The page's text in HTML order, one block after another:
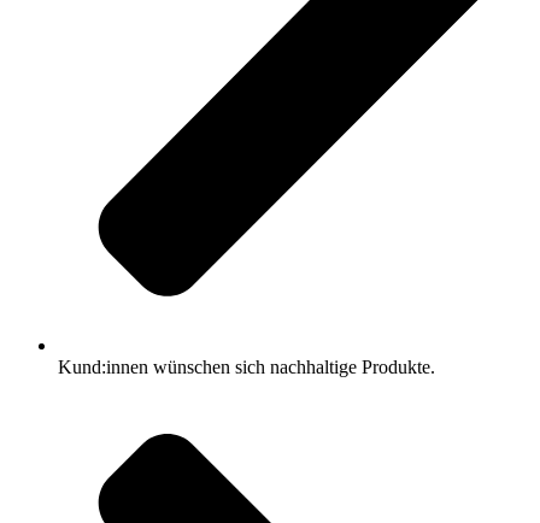
Kund:innen wünschen sich nachhaltige Produkte.